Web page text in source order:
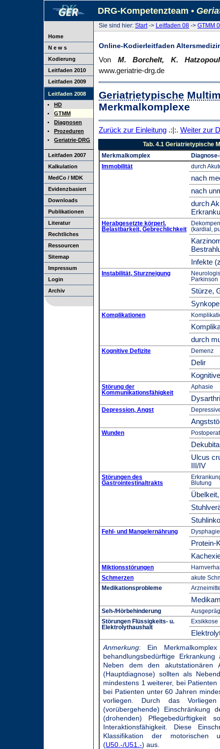
DRG-Kompetenzteam •
Home
N e w s
Kodierung
Leitfaden 2010
Leitfaden 2009
Leitfaden 2008
HD
GTMM
Diagnosen
Prozeduren
Geriatrie-DRG
Leitfaden 2007
Kalkulation
MedCo / MDK
Evidenzbasiert
Downloads
Publikationen
Literatur
Rechtliches
Ressourcen
Sitemap
Impressum
Login
Archiv
Sie sind hier: Start-> Leitfaden 08 -> GTMM
Online-Kodierleitfaden
Von M. Borchelt, K.
www.geriatrie-drg.de
Geriatrietypische
Merkmalkomplexe
Zurück zur Einleitung .:|:. Weiter zur
Tab. 4.1 Geriatrietypische
Merkmalkomplex
Immobilität
durch
nach
nach
durch
Herabgesetzte körperl.
Belastbarkeit, Gebrechlichkeit
(kardial,
Infekte
Instabilität, Sturzneigung
Parkinson
Stürze,
Komplikationen
durch
Kognitive Defizite Demenz
Delir
Störung der
Kommunikationsfähigkeit
Aphasie
Depression, Angst
Wunden
Ulcus
III/IV
Störungen des
Gastrointestinaltrakts
Blutung
Fehl- und Mangelernährung Dysphagie
Protein-
Miktionsstörungen
Schmerzen
akute
Medikationsprobleme
Seh-/Hörbehinderung
Störungen Flüssigkeits- u.
Elektrolythaushalt
Exsikkose
Anmerkung: Ein
behandlungsbedürftige
Neben dem den akutstationären
(Hauptdiagnose) sollten als
mindestens 1 weiterer, bei
bei Patienten unter 60 Jahren
vorliegen. Durch das
(vorübergehende) Einschränkung
(drohenden) Pflegebedürftigkeit
Interaktionsfähigkeit. Diese
Klassifikation der motorischen
(U50.-/U51.-) aus.